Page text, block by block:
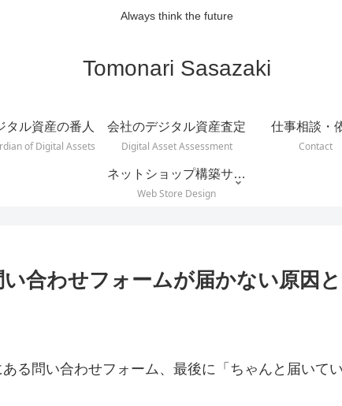
Always think the future
Tomonari Sasazaki
タル資産の番人
of Digital Assets
会社のデジタル資産査定
Digital Asset Assessment
仕事相談・
Contact
ネットショップ構築サービス
Web Store Design
合わせフォームが届かない原因
る問い合わせフォーム、最後に「ちゃんと届いて